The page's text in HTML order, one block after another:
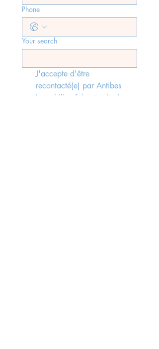
Phone
Your search
J'accepte d'être
recontacté(e) par Antibes
Immobilier, faisant suite à